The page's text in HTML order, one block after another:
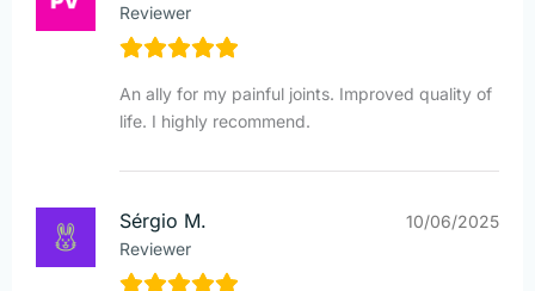
Reviewer
An ally for my painful joints. Improved quality of
life. I highly recommend.
Sérgio M.
Reviewer
10/06/2025